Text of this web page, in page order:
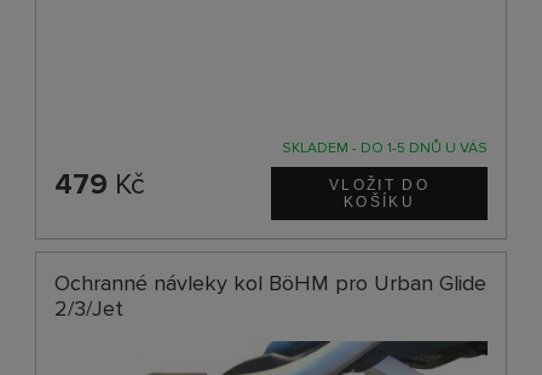
SKLADEM - DO 1-5 DNŮ U VÁS
479 Kč
Ochranné návleky kol BöHM pro Urban Glide
2/3/Jet